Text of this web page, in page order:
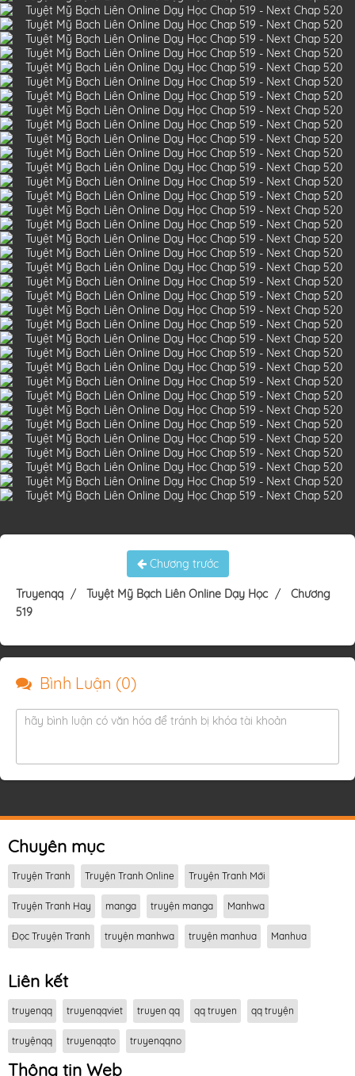
Chương trước
Truyenqq Tuyệt Mỹ Bạch Liên Online Dạy Học
Chương
519
Bình Luận (0)
hãy bình luận có văn hóa để tránh bị khóa tài khoản
Chuyên mục
Truyện Tranh Truyện Tranh Online Truyện Tranh Mới
Truyện Tranh Hay manga truyện manga Manhwa
Đọc Truyện Tranh truyện manhwa truyện manhua Manhua
Liên kết
truyenqq truyenqqviet truyen qq qq truyen qq truyện
truyệnqq truyenqqto truyenqqno
Thông tin Web